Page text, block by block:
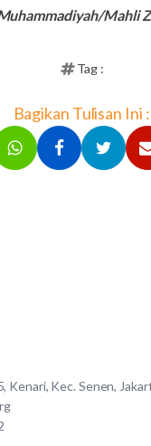
Mahli
Tag :
Bagikan Tulisan Ini :
Kenari, Kec. Senen,